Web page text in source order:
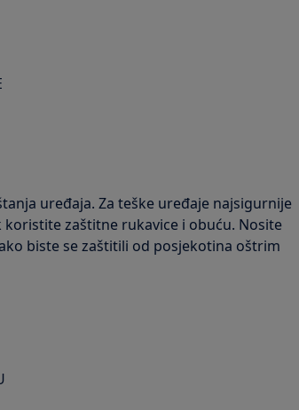
uređaja. Za teške uređaje najsigurnije
zaštitne rukavice i obuću. Nosite
biste se zaštitili od posjekotina oštrim